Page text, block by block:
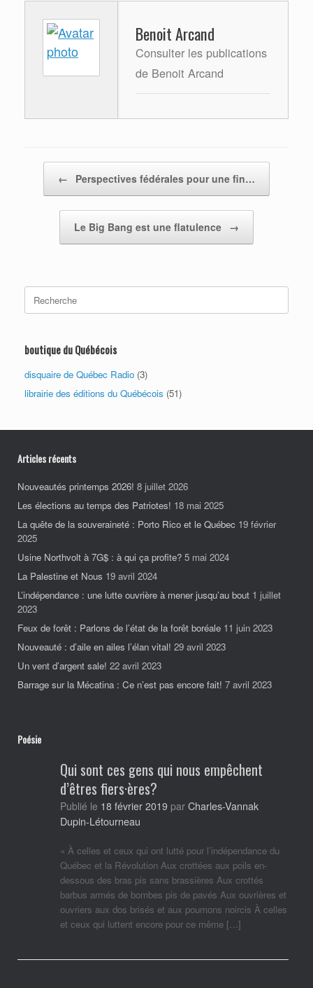
Benoit Arcand
Consulter les publications
de Benoit Arcand
← Perspectives fédérales pour une fin…
Le Big Bang est une flatulence →
Search
for:
boutique du Québécois
disquaire de Québec Radio (3)
librairie des éditions du Québécois (51)
Articles récents
Nouveautés printemps 2026! 8 juillet 2026
Les élections au temps des Patriotes! 18 mai 2025
La quête de la souveraineté : Porto Rico et le Québec 19 février
2025
Usine Northvolt à 7G$ : à qui ça profite? 5 mai 2024
La Palestine et Nous 19 avril 2024
L’indépendance : une lutte ouvrière à mener jusqu’au bout 1 juillet
2023
Feux de forêt : Parlons de l’état de la forêt boréale 11 juin 2023
Nouveauté : d’aile en ailes l’élan vital! 29 avril 2023
Un vent d’argent sale! 22 avril 2023
Barrage sur la Mécatina : Ce n’est pas encore fait! 7 avril 2023
Poésie
Qui sont ces gens qui nous empêchent
d’êtres fiers·ères?
Publié le 18 février 2019 par Charles-Vannak
Dupin-Létourneau
« À celles et ceux qui ont lutté pour l’indépendance du
Québec et la Révolution Aux crottées aux poils en-
dessous des bras pis sans brassières Aux crottés
barbus armés de bombes pis de pavés Aux ouvrières et
ouvriers aux dos brisés et aux poumons noircis À celles
et ceux qui luttent encore pour ce même […]